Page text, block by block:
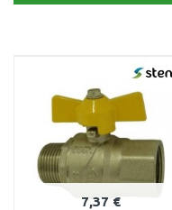
7,37 €